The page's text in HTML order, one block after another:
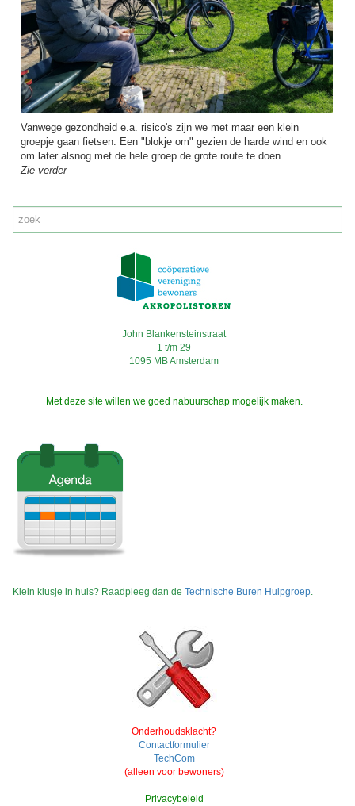
Vanwege gezondheid e.a. risico's zijn we met maar een klein
groepje gaan fietsen. Een "blokje om" gezien de harde wind en ook
om later alsnog met de hele groep de grote route te doen.
Zie verder
John Blankensteinstraat
1 t/m 29
1095 MB Amsterdam
Met deze site willen we goed nabuurschap mogelijk maken.
Klein klusje in huis? Raadpleeg dan de Technische Buren Hulpgroep
Onderhoudsklacht?
Contactformulier
TechCom
(alleen voor bewoners)
Privacybeleid